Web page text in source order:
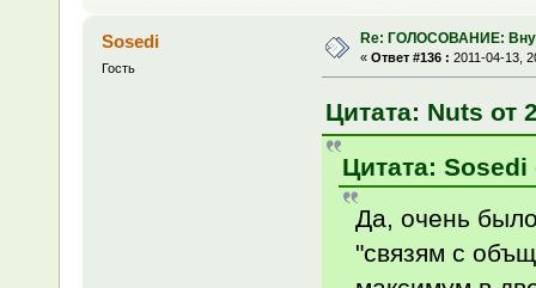
Sosedi
Гость
Re: ГОЛОСОВАНИЕ:
« Ответ #136 : 2011-04-13,
Цитата: Nuts от
Цитата: Sosedi
Да, очень
"связям с